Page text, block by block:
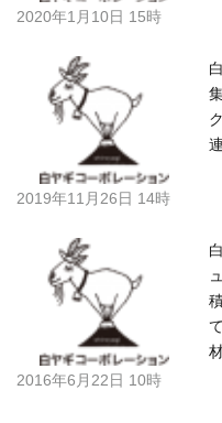
2020年1月10日 15時
2019年11月26日 14時
2016年6月22日 10時